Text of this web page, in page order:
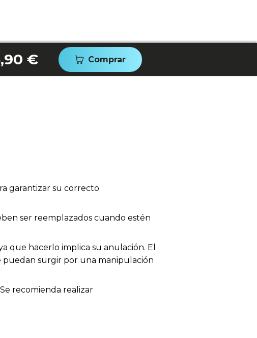
€ Comprar
garantizar su correcto
ser reemplazados cuando estén
que hacerlo implica su anulación. El
puedan surgir por una manipulación
recomienda realizar